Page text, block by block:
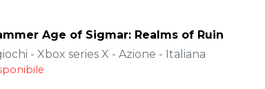
Age of Sigmar: Realms of Ruin
- Xbox series X - Azione - Italiana